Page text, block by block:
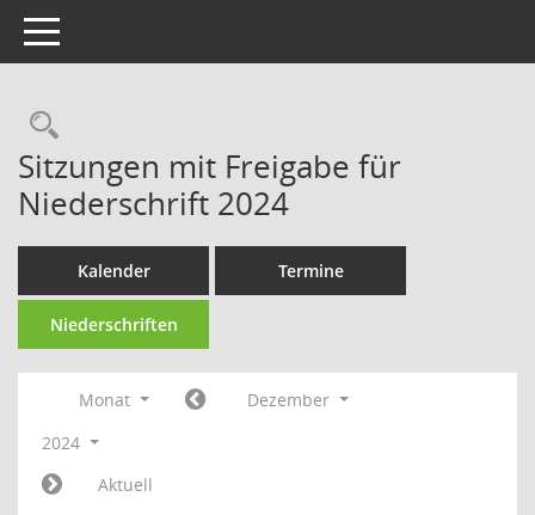
Toggle navigation
Rechercheauswahl
Sitzungen mit Freigabe für
Niederschrift 2024
Kalender Termine
Niederschriften
Monat
Dezember
2024
Aktuell